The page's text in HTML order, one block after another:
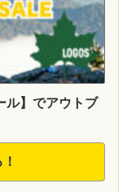
ル】でアウトブ